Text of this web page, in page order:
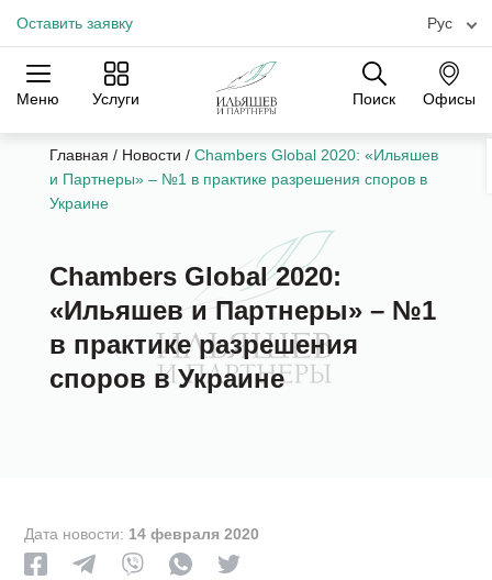
Оставить заявку Рус
Меню Услуги Поиск Офисы
Практики Отрасли
Офисы
Главная / Новости / Chambers Global 2020: «Ильяшев
и Партнеры» – №1 в практике разрешения споров в
Украине
Chambers Global 2020:
«Ильяшев и Партнеры» – №1
в практике разрешения
споров в Украине
Дата новости: 14 февраля 2020